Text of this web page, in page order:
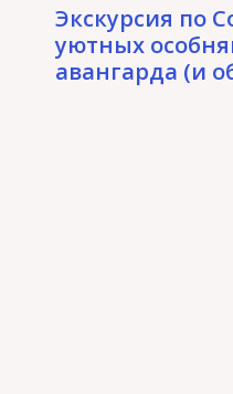
Экскурсия по
уютных
авангарда (и